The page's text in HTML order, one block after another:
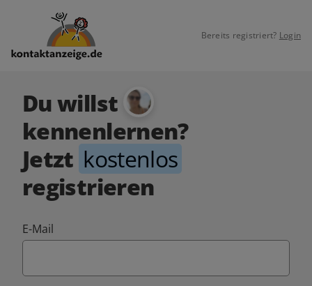
Bereits registriert? Login
Du willst
kennenlernen?
Jetzt kostenlos
registrieren
E-Mail